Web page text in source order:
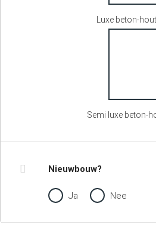
Luxe beton-
Semi luxe beton-
Nieuwbouw?
Ja Nee